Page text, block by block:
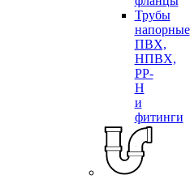
Трубы
напорные
ПВХ,
НПВХ,
PP-
H
и
фитинги